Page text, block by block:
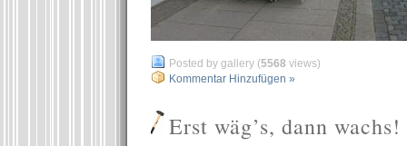
Posted by gallery (5568 views)
Kommentar Hinzufügen »
Erst wäg’s, dann wachs!